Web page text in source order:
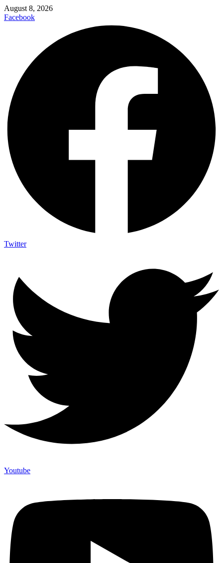
August 8, 2026
Facebook
Twitter
Youtube